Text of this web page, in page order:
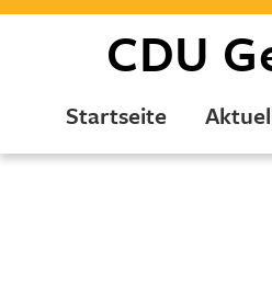
CDU
Startseite